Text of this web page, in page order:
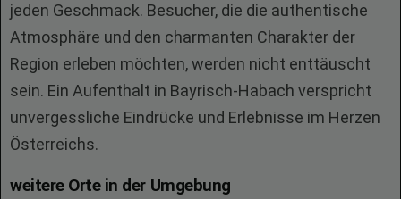
jeden Geschmack. Besucher, die die authentische
Atmosphäre und den charmanten Charakter der
Region erleben möchten, werden nicht enttäuscht
sein. Ein Aufenthalt in Bayrisch-Habach verspricht
unvergessliche Eindrücke und Erlebnisse im Herzen
Österreichs.
weitere Orte in der Umgebung